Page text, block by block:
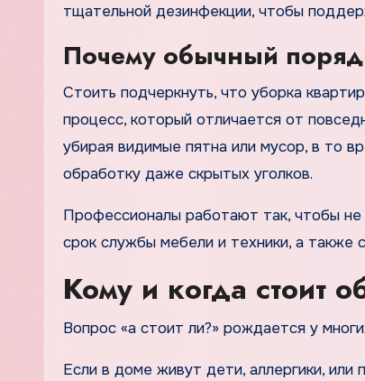
тщательной дезинфекции, чтобы
Почему обычный
Стоить подчеркнуть, что уборка
процесс, который отличается от
убирая видимые пятна или мусор, в то
обработку даже скрытых уголков.
Профессионалы работают так, чтобы не
срок службы мебели и техники, а
Кому и когда стоит
Вопрос «а стоит ли?» рождается у
Если в доме живут дети, аллергики,